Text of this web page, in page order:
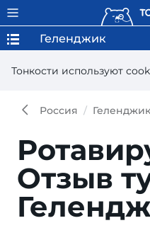
Тонкости используют
Геленджик
Россия Геленджик
Отзыв